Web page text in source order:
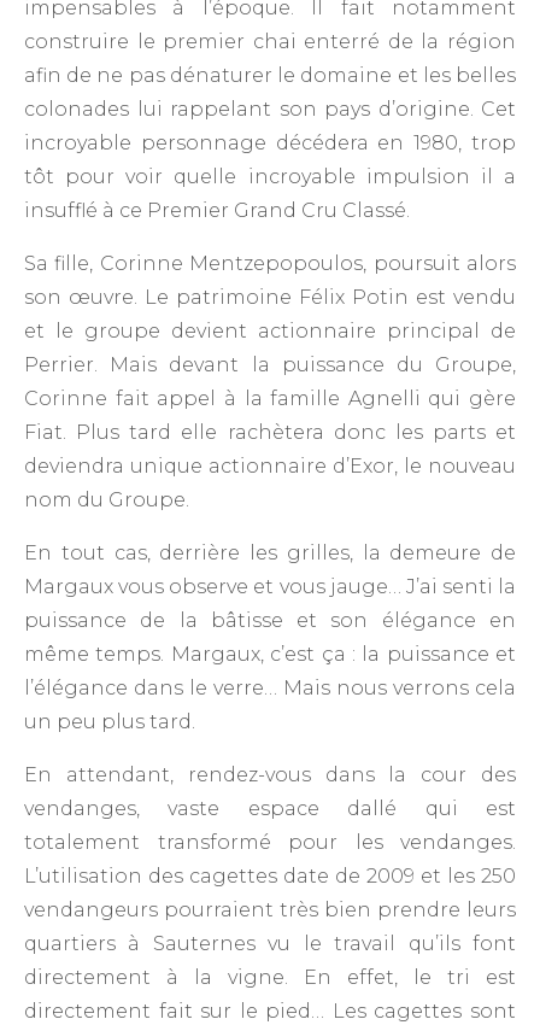
impensables à l’époque. Il fait notamment
construire le premier chai enterré de la région
afin de ne pas dénaturer le domaine et les belles
colonades lui rappelant son pays d’origine. Cet
incroyable personnage décédera en 1980, trop
tôt pour voir quelle incroyable impulsion il a
insufflé à ce Premier Grand Cru Classé.
Sa fille, Corinne Mentzepopoulos, poursuit alors
son œuvre. Le patrimoine Félix Potin est vendu
et le groupe devient actionnaire principal de
Perrier. Mais devant la puissance du Groupe,
Corinne fait appel à la famille Agnelli qui gère
Fiat. Plus tard elle rachètera donc les parts et
deviendra unique actionnaire d’Exor, le nouveau
nom du Groupe.
En tout cas, derrière les grilles, la demeure de
Margaux vous observe et vous jauge… J’ai senti la
puissance de la bâtisse et son élégance en
même temps. Margaux, c’est ça : la puissance et
l’élégance dans le verre… Mais nous verrons cela
un peu plus tard.
En attendant, rendez-vous dans la cour des
vendanges, vaste espace dallé qui est
totalement transformé pour les vendanges.
L’utilisation des cagettes date de 2009 et les 250
vendangeurs pourraient très bien prendre leurs
quartiers à Sauternes vu le travail qu’ils font
directement à la vigne. En effet, le tri est
directement fait sur le pied… Les cagettes sont